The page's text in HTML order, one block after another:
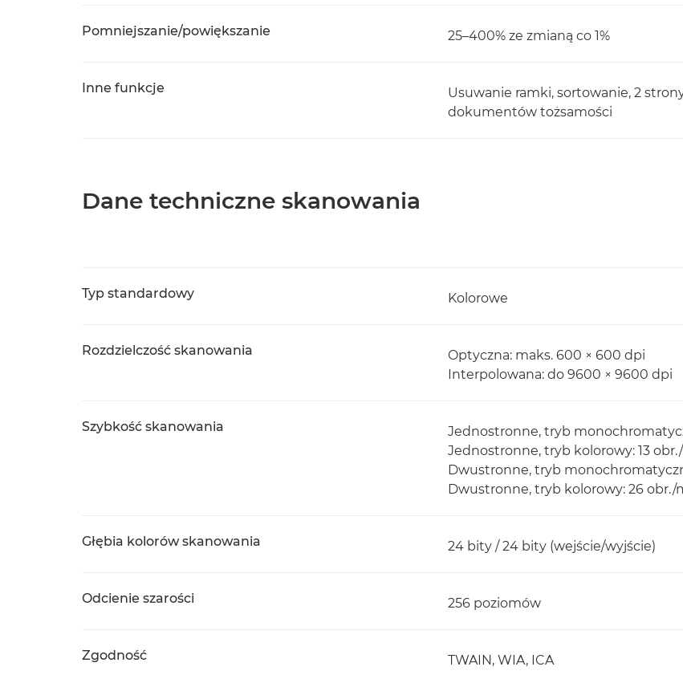
Pomniejszanie/powiększanie 25–400% ze zmianą co 1%
Inne funkcje
Usuwanie ramki, sortowanie, 2
dokumentów tożsamości
Dane techniczne skanowania
Typ standardowy Kolorowe
Rozdzielczość skanowania
Optyczna: maks. 600 × 600 dpi
Interpolowana: do 9600 × 9600 dpi
Szybkość skanowania
Jednostronne, tryb
Jednostronne, tryb kolorowy: 13
Dwustronne, tryb
Dwustronne, tryb kolorowy: 26 obr./
Głębia kolorów skanowania 24 bity / 24 bity (wejście/wyjście)
Odcienie szarości 256 poziomów
Zgodność TWAIN, WIA, ICA